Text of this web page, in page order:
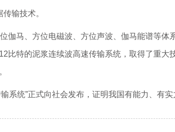
输技术。
伽马、方位电磁波、方位声波、伽马能谱等体
特的泥浆连续波高速传输系统，取得了重大
系统”正式向社会发布，证明我国有能力、有实